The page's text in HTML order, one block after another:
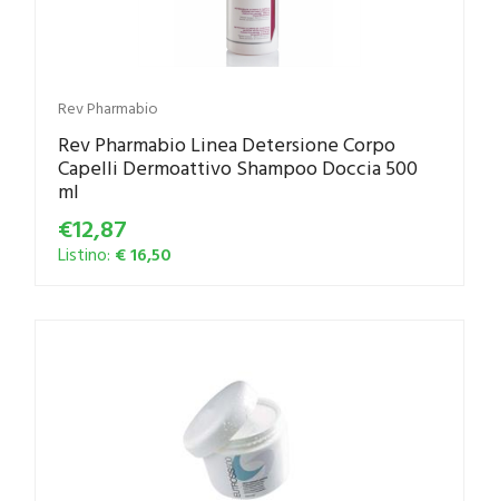
Rev Pharmabio
Rev Pharmabio Linea Detersione Corpo
Capelli Dermoattivo Shampoo Doccia 500
ml
€12,87
Listino: € 16,50